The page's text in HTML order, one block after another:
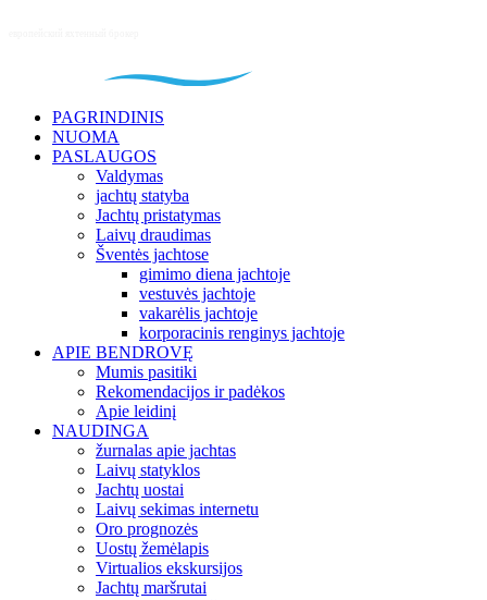
PAGRINDINIS
NUOMA
PASLAUGOS
Valdymas
jachtų statyba
Jachtų pristatymas
Laivų draudimas
Šventės jachtose
gimimo diena jachtoje
vestuvės jachtoje
vakarėlis jachtoje
korporacinis renginys jachtoje
APIE BENDROVĘ
Mumis pasitiki
Rekomendacijos ir padėkos
Apie leidinį
NAUDINGA
žurnalas apie jachtas
Laivų statyklos
Jachtų uostai
Laivų sekimas internetu
Oro prognozės
Uostų žemėlapis
Virtualios ekskursijos
Jachtų maršrutai